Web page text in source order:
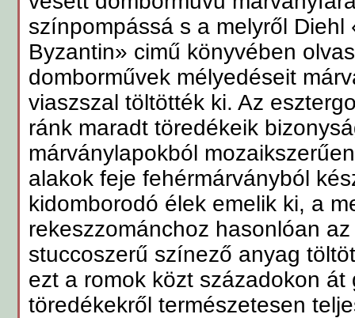
színpompássá s a melyről Diehl
Byzantin» cimű könyvében
domborművek mélyedéseit
viaszszal töltötték ki. Az
ránk maradt töredékeik
márványlapokból
alakok feje fehérmárványból
kidomborodó élek emelik ki, a
rekeszzománchoz hasonlóan
stuccoszerű színező anyag
ezt a romok közt századokon
töredékekről természetesen